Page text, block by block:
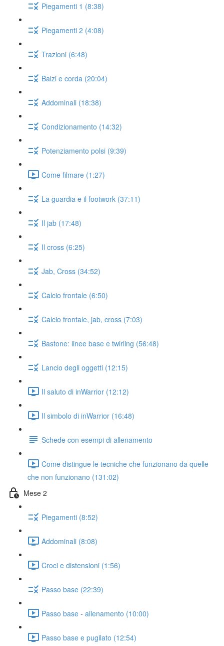
Piegamenti 1 (8:38)
Piegamenti 2 (4:08)
Trazioni (6:48)
Balzi e corda (20:04)
Addominali (18:38)
Condizionamento (14:32)
Potenziamento polsi (9:39)
Come filmare (1:27)
La guardia e il footwork (37:11)
Il jab (17:48)
Il cross (6:25)
Jab, Cross (34:52)
Calcio frontale (6:50)
Calcio frontale, jab, cross (7:03)
Bastone: linee base e twirling (56:48)
Lancio degli oggetti (12:15)
Il saluto di inWarrior (12:12)
Il simbolo di inWarrior (16:48)
Schede con esempi di allenamento
Come distingue le tecniche che funzionano da quelle
che non funzionano (131:02)
Mese 2
Piegamenti (8:52)
Addominali (8:08)
Croci e distensioni (1:56)
Passo base (22:39)
Passo base - allenamento (10:00)
Passo base e pugilato (12:54)